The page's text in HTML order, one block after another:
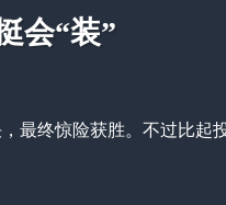
会“装”
最终惊险获胜。不过比起